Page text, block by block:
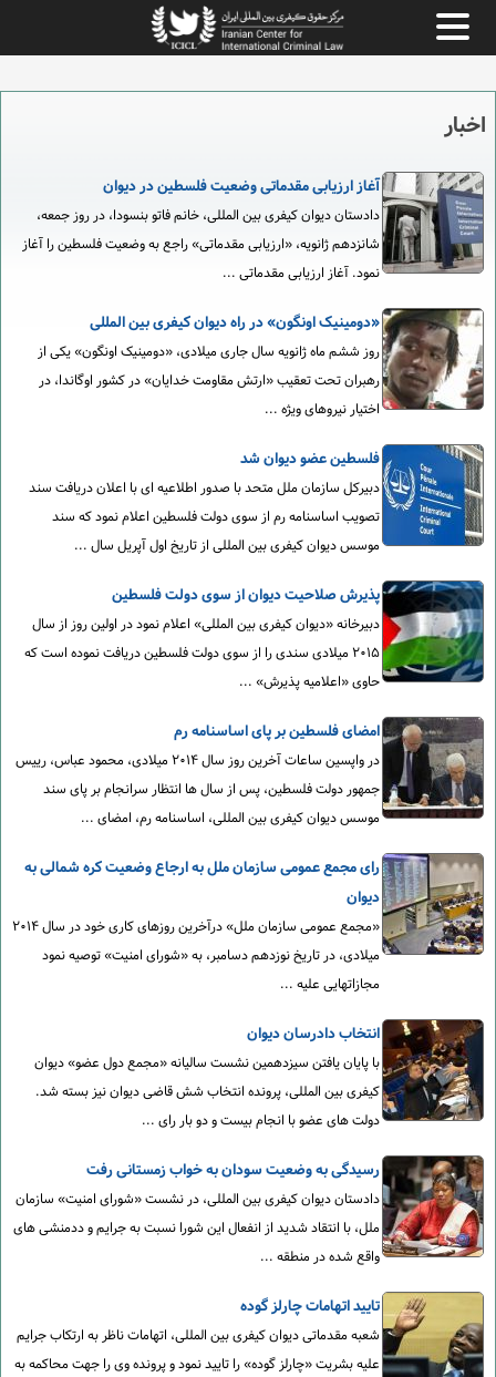
اخبار
آغاز ارزیابی مقدماتی وضعیت فلسطین در دیوان
دادستان دیوان کیفری بین المللی، خانم فاتو بنسودا، در روز جمعه،
شانزدهم ژانویه، «ارزیابی مقدماتی» راجع به وضعیت فلسطین را آغاز
نمود. آغاز ارزیابی مقدماتی ...
«دومینیک اونگون» در راه دیوان کیفری بین المللی
روز ششم ماه ژانویه سال جاری میلادی، «دومینیک اونگون» یکی از
رهبران تحت تعقیب «ارتش مقاومت خدایان» در کشور اوگاندا، در
اختیار نیروهای ویژه ...
فلسطین عضو دیوان شد
دبیرکل سازمان ملل متحد با صدور اطلاعیه ای با اعلان دریافت سند
تصویب اساسنامه رم از سوی دولت فلسطین اعلام نمود که سند
موسس دیوان کیفری بین المللی از تاریخ اول آپریل سال ...
پذیرش صلاحیت دیوان از سوی دولت فلسطین
دبیرخانه «دیوان کیفری بین المللی» اعلام نمود در اولین روز از سال
۲۰۱۵ میلادی سندی را از سوی دولت فلسطین دریافت نموده است که
حاوی «اعلامیه پذیرش» ...
امضای فلسطین بر پای اساسنامه رم
در واپسین ساعات آخرین روز سال ۲۰۱۴ میلادی، محمود عباس، رییس
جمهور دولت فلسطین، پس از سال ها انتظار سرانجام بر پای سند
موسس دیوان کیفری بین المللی، اساسنامه رم، امضای ...
رای مجمع عمومی سازمان ملل به ارجاع وضعیت کره شمالی به
دیوان
«مجمع عمومی سازمان ملل» درآخرین روزهای کاری خود در سال ۲۰۱۴
میلادی، در تاریخ نوزدهم دسامبر، به «شورای امنیت» توصیه نمود
مجازاتهایی علیه ...
انتخاب دادرسان دیوان
با پایان یافتن سیزدهمین نشست سالیانه «مجمع دول عضو» دیوان
کیفری بین المللی، پرونده انتخاب شش قاضی دیوان نیز بسته شد.
دولت های عضو با انجام بیست و دو بار رای ...
رسیدگی به وضعیت سودان به خواب زمستانی رفت
دادستان دیوان کیفری بین المللی، در نشست «شورای امنیت» سازمان
ملل، با انتقاد شدید از انفعال این شورا نسبت به جرایم و ددمنشی های
واقع شده در منطقه ...
تایید اتهامات چارلز گوده
شعبه مقدماتی دیوان کیفری بین المللی، اتهامات ناظر به ارتکاب جرایم
علیه بشریت «چارلز گوده» را تایید نمود و پرونده وی را جهت محاکمه به